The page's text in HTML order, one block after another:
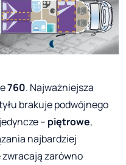
760. Najważniejsza
brakuje podwójnego
– piętrowe,
najbardziej
zwracają zarówno